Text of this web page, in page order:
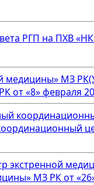
РГП на ПХВ
медицины» МЗ
«8» февраля
экстренной
МЗ РК от